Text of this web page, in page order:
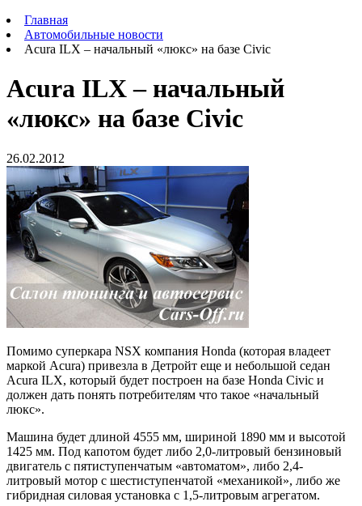
Главная
Автомобильные новости
Acura ILX – начальный «люкс» на базе Civic
Acura ILX – начальный
«люкс» на базе Civic
26.02.2012
Помимо суперкара NSX компания Honda (которая владеет
маркой Acura) привезла в Детройт еще и небольшой седан
Acura ILX, который будет построен на базе Honda Civic и
должен дать понять потребителям что такое «начальный
люкс».
Машина будет длиной 4555 мм, шириной 1890 мм и высотой
1425 мм. Под капотом будет либо 2,0-литровый бензиновый
двигатель с пятиступенчатым «автоматом», либо 2,4-
литровый мотор с шестиступенчатой «механикой», либо же
гибридная силовая установка с 1,5-литровым агрегатом.